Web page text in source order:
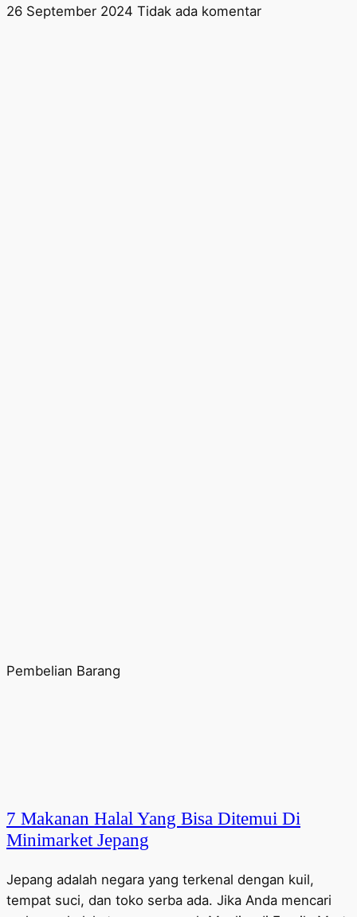
26 September 2024 Tidak ada komentar
Pembelian Barang
7 Makanan Halal Yang Bisa Ditemui Di
Minimarket Jepang
Jepang adalah negara yang terkenal dengan kuil,
tempat suci, dan toko serba ada. Jika Anda mencari